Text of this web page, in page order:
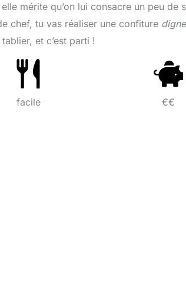
mérite qu’on lui consacre un peu de
chef, tu vas réaliser une confiture
et c’est parti !
facile €€